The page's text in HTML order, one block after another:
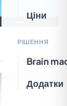
Ціни
РІШЕННЯ
Brain
Додатки